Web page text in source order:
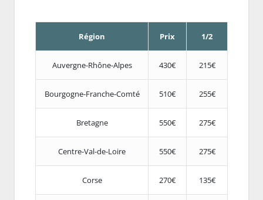
Région Prix 1/2
Auvergne-Rhône-Alpes 430€ 215€
Bourgogne-Franche-Comté 510€ 255€
Bretagne 550€ 275€
Centre-Val-de-Loire 550€ 275€
Corse 270€ 135€